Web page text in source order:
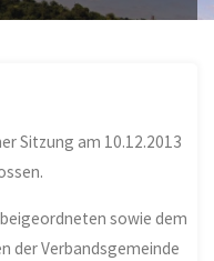
Sitzung am 10.12.2013
sowie dem
der Verbandsgemeinde